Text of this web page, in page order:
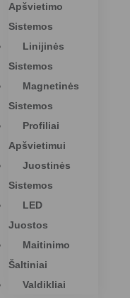
Apšvietimo
Sistemos
Linijinės
Sistemos
Magnetinės
Sistemos
Profiliai
Apšvietimui
Juostinės
Sistemos
LED
Juostos
Maitinimo
Šaltiniai
Valdikliai